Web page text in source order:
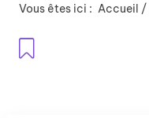
Vous êtes ici : Accueil /